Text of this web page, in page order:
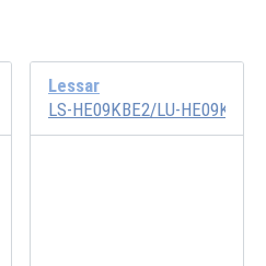
Lessar
LS-HE09KBE2/LU-HE09KBE2